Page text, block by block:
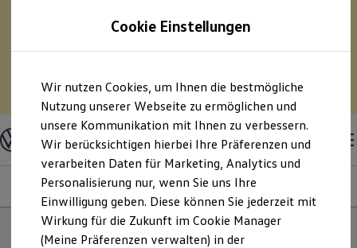
Hauptinhalt
springen
Footer
springen
75 % Sonderabschreibung auf E-Fahrzeuge? – Und
pro Monat Geld sparen?– Berechnen Sie mit
unserem Kostensimulator Ihre Spritersparnis durch
Zum Kostensimulator
Nutzfahrzeuge
Modelle & Konfigurator
Nutzfahrzeugkategorien entdecken
Modelle konfigurieren
Konfiguration laden
Modelle vergleichen
Vorgängermodelle und Oldtimer
Vorgängermodelle
Oldtimer
Modelle Ausstattungsvariante Motoren
Cookie Einstellungen
Wir nutzen Cookies, um Ihnen die bestmögliche
Nutzung unserer Webseite zu ermöglichen und
unsere Kommunikation mit Ihnen zu verbessern.
Wir berücksichtigen hierbei Ihre Präferenzen und
verarbeiten Daten für Marketing, Analytics und
Personalisierung nur, wenn Sie uns Ihre
Einwilligung geben. Diese können Sie jederzeit mit
Wirkung für die Zukunft im Cookie Manager
(Meine Präferenzen verwalten) in der